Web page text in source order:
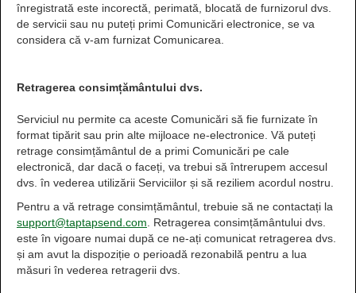
înregistrată este incorectă, perimată, blocată de furnizorul dvs.
de servicii sau nu puteți primi Comunicări electronice, se va
considera că v-am furnizat Comunicarea.
Retragerea consimțământului dvs.
Serviciul nu permite ca aceste Comunicări să fie furnizate în
format tipărit sau prin alte mijloace ne-electronice. Vă puteți
retrage consimțământul de a primi Comunicări pe cale
electronică, dar dacă o faceți, va trebui să întrerupem accesul
dvs. în vederea utilizării Serviciilor și să reziliem acordul nostru.
Pentru a vă retrage consimțământul, trebuie să ne contactați la
support@taptapsend.com . Retragerea consimțământului dvs.
este în vigoare numai după ce ne-ați comunicat retragerea dvs.
și am avut la dispoziție o perioadă rezonabilă pentru a lua
măsuri în vederea retragerii dvs.